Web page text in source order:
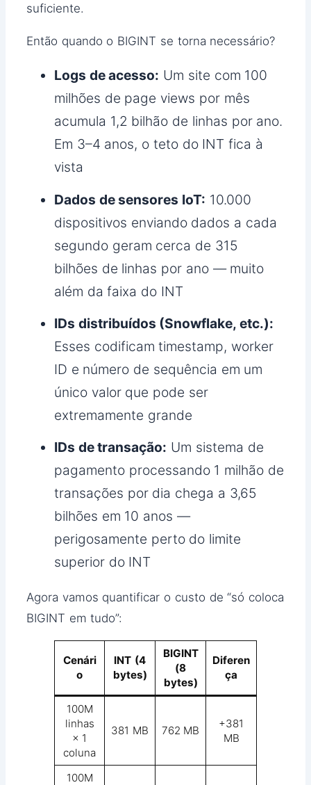
suficiente.
Então quando o BIGINT se torna necessário?
Logs de acesso: Um site com 100
milhões de page views por mês
acumula 1,2 bilhão de linhas por ano.
Em 3–4 anos, o teto do INT fica à
vista
Dados de sensores IoT: 10.000
dispositivos enviando dados a cada
segundo geram cerca de 315
bilhões de linhas por ano — muito
além da faixa do INT
IDs distribuídos (Snowflake, etc.):
Esses codificam timestamp, worker
ID e número de sequência em um
único valor que pode ser
extremamente grande
IDs de transação: Um sistema de
pagamento processando 1 milhão de
transações por dia chega a 3,65
bilhões em 10 anos —
perigosamente perto do limite
superior do INT
Agora vamos quantificar o custo de “só coloca
BIGINT em tudo”:
Cenári
o
INT (4
bytes)
BIGINT
(8
bytes)
Diferen
ça
100M
linhas
× 1
coluna
381 MB 762 MB
+381
MB
100M